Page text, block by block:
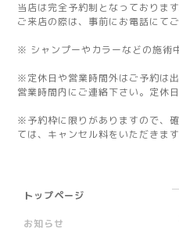
当店は完全予約制となっております
ご来店の際は、事前にお電話にて
※ シャンプーやカラーなどの施術
※定休日や営業時間外はご予約は出
営業時間内にご連絡下さい。定休
※予約枠に限りがありますので、
ては、キャンセル料をいただきます
トップページ
お知らせ